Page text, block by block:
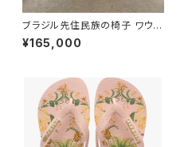
ブラジル先住民族の椅子 ワウラ
ー族 ジャガー（送料着払い）
¥165,000